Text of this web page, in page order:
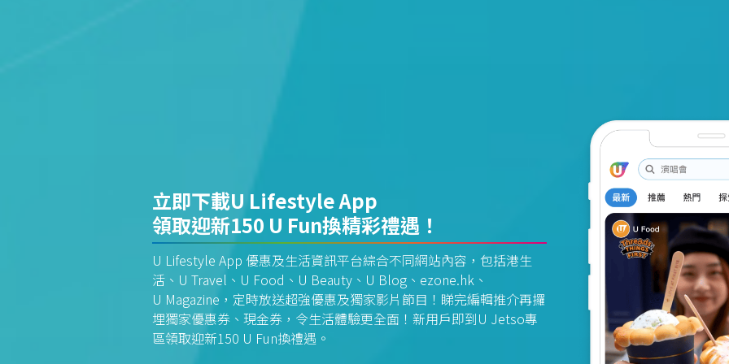
立即下載U Lifestyle App
領取迎新150 U Fun換精彩禮遇！
U Lifestyle App 優惠及生活資訊平台綜合不同網站內容，包括港生
活、U Travel、U Food、U Beauty、U Blog、ezone.hk、
U Magazine，定時放送超強優惠及獨家影片節目！睇完編輯推介再攞
埋獨家優惠券、現金券，令生活體驗更全面！新用戶即到U Jetso專
區領取迎新150 U Fun換禮遇。